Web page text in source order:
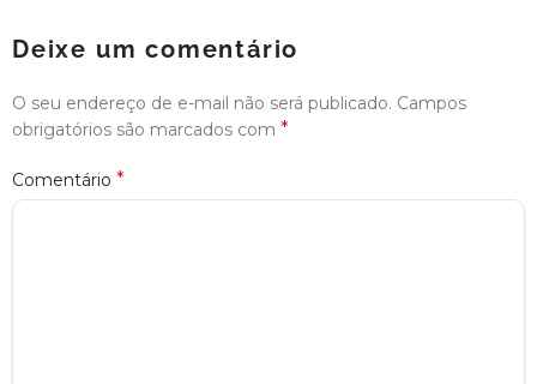
Deixe um comentário
O seu endereço de e-mail não será publicado. Campos
obrigatórios são marcados com *
Comentário *